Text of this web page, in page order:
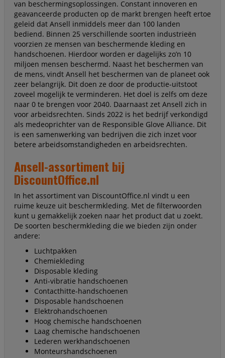
van beschermingsoplossingen. Constant innoveren en
geavanceerde producten op de markt brengen heeft ertoe
geleid dat Ansell inmiddels meer dan 100 landen
bediend. Binnen 25 verschillende soorten industrieën
voorzien ze mensen van beschermende kleding en
handschoenen. Hierdoor worden er dagelijks zo’n 10
miljoen mensen beschermd. Naast het beschermen van
de mens, vindt Ansell het beschermen van de planeet ook
zeer belangrijk. Dit doen ze door de productie-uitstoot
zoveel mogelijk te verminderen. Het doel is zelfs om deze
naar 0 te brengen voor 2040. Daarnaast zet Ansell zich in
voor arbeidsrechten. Sinds 2022 is het bedrijf verkondigd
als medeoprichter van de Responsible Glove Alliance. Dit
is een samenwerking van bedrijven die zich inzet voor
betere arbeidsomstandigheden en arbeidsrechten.
Ansell-assortiment bij
DiscountOffice.nl
In het assortiment van DiscountOffice.nl vindt u een
ruime keuze uit beschermkleding. Met de filterwoorden
kunt u gemakkelijk zoeken naar het product dat u zoekt.
De soorten beschermkleding die we bieden zijn onder
andere:
Luchtpakken
Chemiekleding
Disposable kleding
Anti-vibratie handschoenen
Contacthitte-handschoenen
Disposable handschoenen
Elektrohandschoenen
Hoog chemische handschoenen
Laag chemische handschoenen
Lederen werkhandschoenen
Monteurshandschoenen